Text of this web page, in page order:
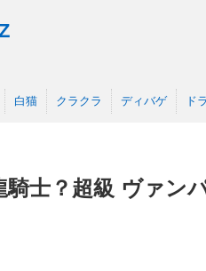
白猫 クラクラ ディバゲ ド
騎士？超級 ヴァン